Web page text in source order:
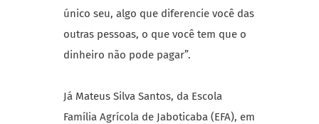
único seu, algo que diferencie você das
outras pessoas, o que você tem que o
dinheiro não pode pagar”.
Já Mateus Silva Santos, da Escola
Família Agrícola de Jaboticaba (EFA), em